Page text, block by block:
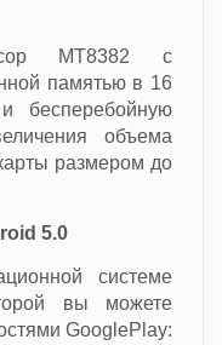
MT8382 с
памятью в 16
бесперебойную
объема
размером до
5.0
системе
вы можете
GooglePlay: